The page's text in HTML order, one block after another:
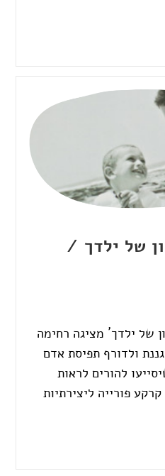
של ילדך /
של ילדך´ מציגה רחימה
ולדורף תפיסת אדם
להורים לראות
פורייה ליצירתיות